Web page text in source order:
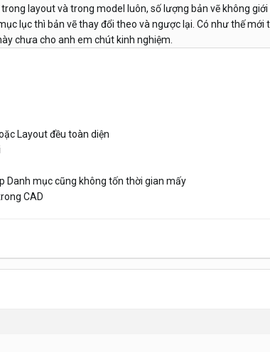
layout và trong model luôn, số lượng bản vẽ không
lục thì bản vẽ thay đổi theo và ngược lại. Có như thế
chưa cho anh em chút kinh nghiệm.
Layout đều toàn diện
Danh mục cũng không tốn thời gian mấy
CAD